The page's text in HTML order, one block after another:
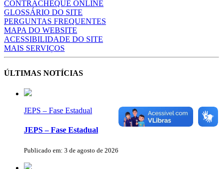
CONTRACHEQUE ONLINE
GLOSSÁRIO DO SITE
PERGUNTAS FREQUENTES
MAPA DO WEBSITE
ACESSIBILIDADE DO SITE
MAIS SERVIÇOS
ÚLTIMAS NOTÍCIAS
JEPS – Fase Estadual
JEPS – Fase Estadual
Publicado em: 3 de agosto de 2026